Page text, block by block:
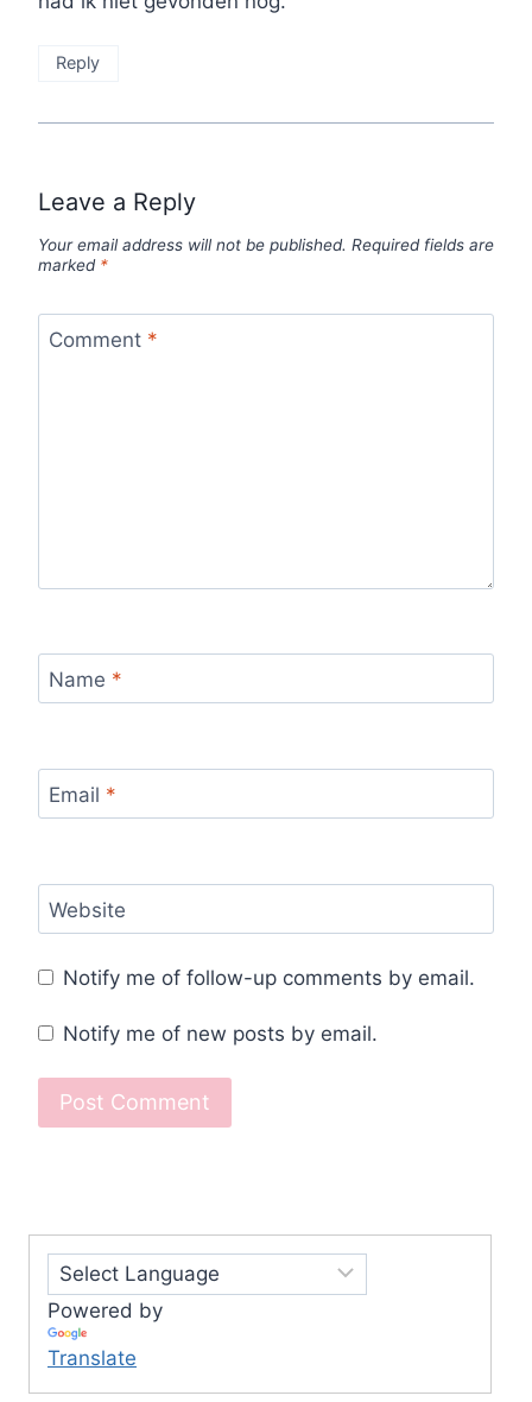
Reply
Leave a Reply
Your email address will not be published. Required fields are
marked *
Comment *
Name *
Email *
Website
Notify me of follow-up comments by email.
Notify me of new posts by email.
Powered by
Translate